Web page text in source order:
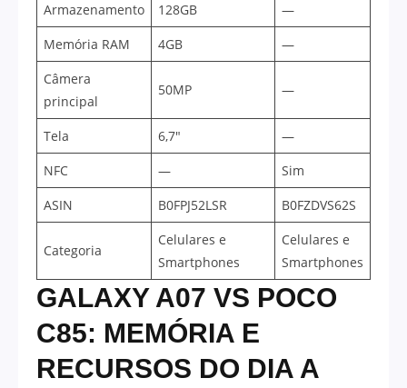
Armazenamento
128GB
—
Memória RAM
4GB
—
Câmera
principal
50MP —
Tela 6,7″
—
NFC
—
Sim
ASIN
B0FPJ52LSR B0FZDVS62S
Categoria
Celulares e
Smartphones
Celulares e
Smartphones
GALAXY A07 VS POCO
C85: MEMÓRIA E
RECURSOS DO DIA A